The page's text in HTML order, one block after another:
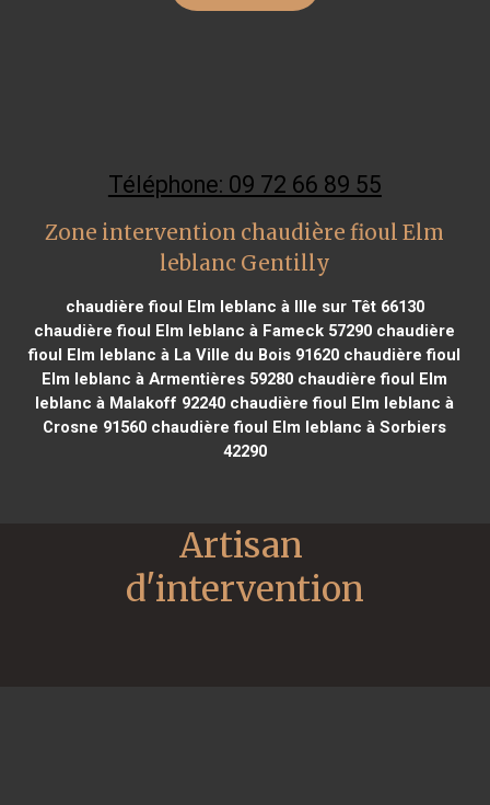
Téléphone: 09 72 66 89 55
Zone intervention chaudière fioul Elm
leblanc Gentilly
chaudière fioul Elm leblanc à Ille sur Têt 66130
chaudière fioul Elm leblanc à Fameck 57290 chaudière
fioul Elm leblanc à La Ville du Bois 91620 chaudière fioul
Elm leblanc à Armentières 59280 chaudière fioul Elm
leblanc à Malakoff 92240 chaudière fioul Elm leblanc à
Crosne 91560 chaudière fioul Elm leblanc à Sorbiers
42290
Artisan
d'intervention